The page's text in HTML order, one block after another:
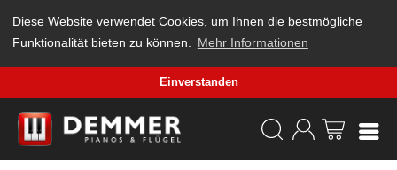
Diese Website verwendet Cookies, um Ihnen die bestmögliche
Funktionalität bieten zu können.
Mehr Informationen
Einverstanden